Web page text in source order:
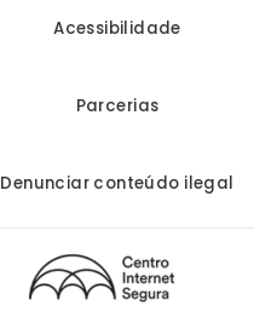
Acessibilidade
Parcerias
Denunciar conteúdo ilegal